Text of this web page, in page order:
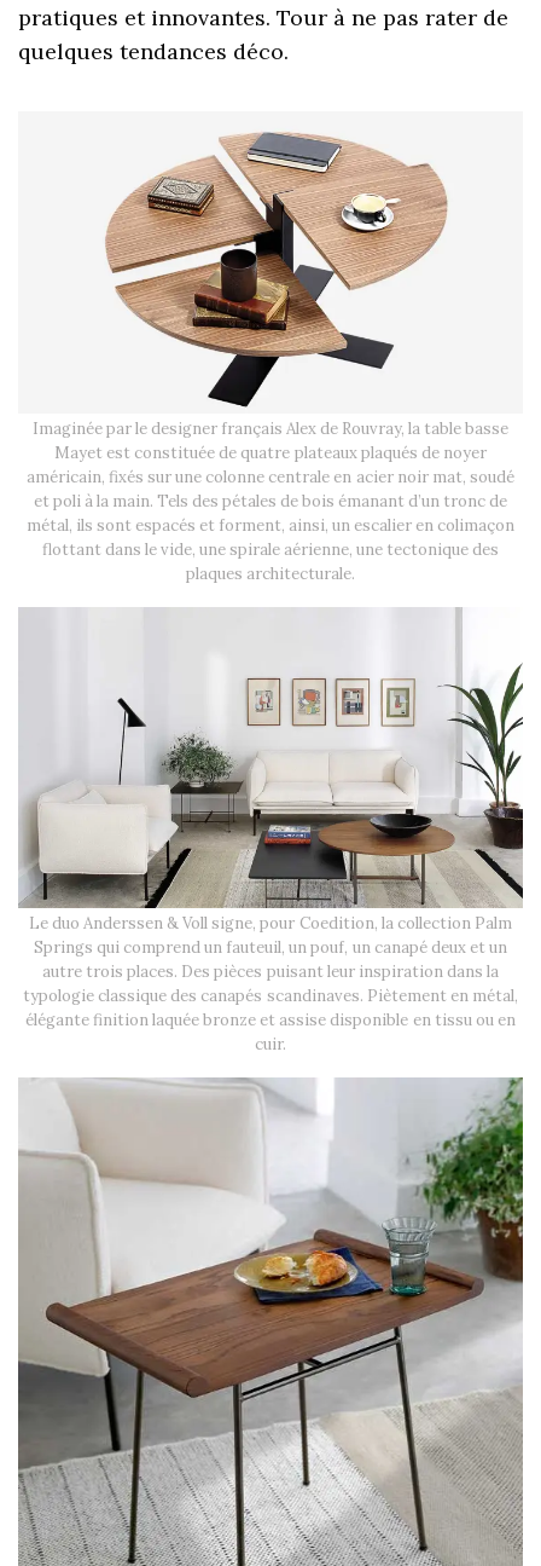
pratiques et innovantes. Tour à ne pas rater de
quelques tendances déco.
Imaginée par le designer français Alex de Rouvray, la table basse
Mayet est constituée de quatre plateaux plaqués de noyer
américain, fixés sur une colonne centrale en acier noir mat, soudé
et poli à la main. Tels des pétales de bois émanant d’un tronc de
métal, ils sont espacés et forment, ainsi, un escalier en colimaçon
flottant dans le vide, une spirale aérienne, une tectonique des
plaques architecturale.
Le duo Anderssen & Voll signe, pour Coedition, la collection Palm
Springs qui comprend un fauteuil, un pouf, un canapé deux et un
autre trois places. Des pièces puisant leur inspiration dans la
typologie classique des canapés scandinaves. Piètement en métal,
élégante finition laquée bronze et assise disponible en tissu ou en
cuir.